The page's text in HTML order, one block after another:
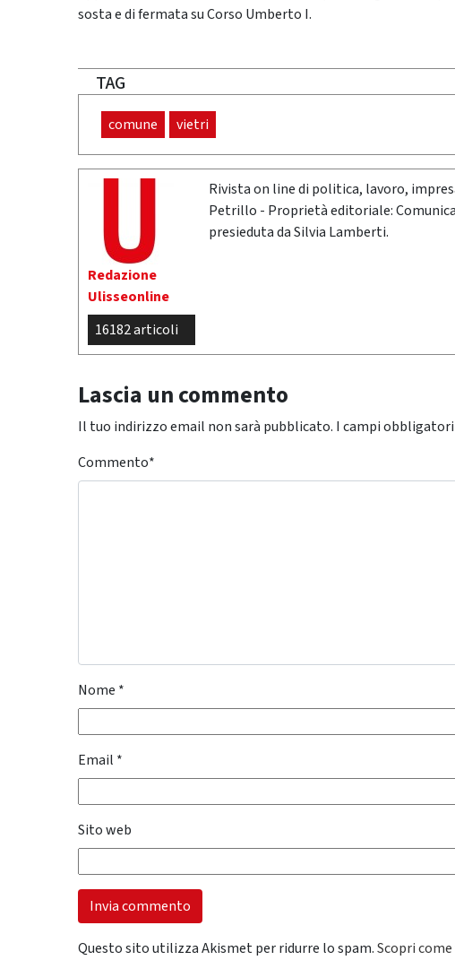
sosta e di fermata su Corso Umberto I.
TAG
comune vietri
Redazione
Ulisseonline
16182 articoli
Rivista on line di politica, lavoro,
Petrillo - Proprietà editoriale:
presieduta da Silvia Lamberti.
Lascia un commento
Il tuo indirizzo email non sarà pubblicato. I campi
Commento*
Nome *
Email *
Sito web
Questo sito utilizza Akismet per ridurre lo spam.Scopri